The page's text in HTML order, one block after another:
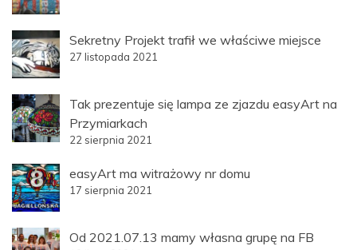
Sekretny Projekt trafił we właściwe miejsce
27 listopada 2021
Tak prezentuje się lampa ze zjazdu easyArt na
Przymiarkach
22 sierpnia 2021
easyArt ma witrażowy nr domu
17 sierpnia 2021
Od 2021.07.13 mamy własna grupę na FB